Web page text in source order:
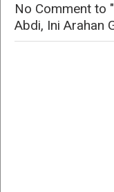
No Comment to
Abdi, Ini Arahan